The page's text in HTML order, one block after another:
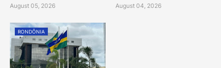
August 05, 2026 August 04, 2026
RONDÔNIA